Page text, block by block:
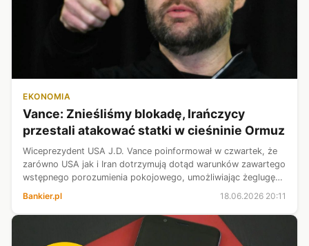
EKONOMIA
Vance: Znieśliśmy blokadę, Irańczycy
przestali atakować statki w cieśninie Ormuz
Wiceprezydent USA J.D. Vance poinformował w czwartek, że
zarówno USA jak i Iran dotrzymują dotąd warunków zawartego
wstępnego porozumienia pokojowego, umożliwiając żeglugę
przestrzegać też Izr...
Bankier.pl 18.06.2026 20:11